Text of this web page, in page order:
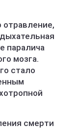
отравление,
паралича
мозга.
стало
смерти